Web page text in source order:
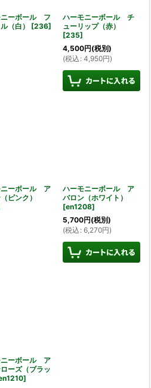
ニーボール フ
（白）
[236]
ハーモニーボール チ
ューリップ（赤）
[235]
4,500円(税別)
(税込 : 4,950円)
ニーボール ア
ピンク）
ハーモニーボール ア
バロン（ホワイト）
[en1208]
5,700円(税別)
(税込 : 6,270円)
ニーボール ア
ーズ（ブラッ
]